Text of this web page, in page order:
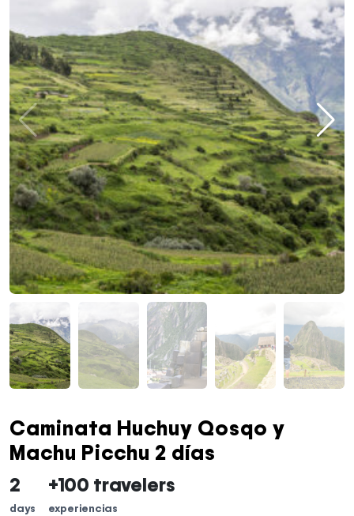
Caminata Huchuy Qosqo y
Machu Picchu 2 días
2
days
+100 travelers
experiencias